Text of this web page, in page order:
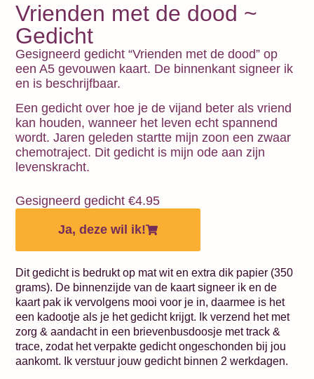
Vrienden met de dood ~
Gedicht
Gesigneerd gedicht “Vrienden met de dood” op
een A5 gevouwen kaart. De binnenkant signeer ik
en is beschrijfbaar.
Een gedicht over hoe je de vijand beter als vriend
kan houden, wanneer het leven echt spannend
wordt. Jaren geleden startte mijn zoon een zwaar
chemotraject. Dit gedicht is mijn ode aan zijn
levenskracht.
Gesigneerd gedicht€4.95
Ja, deze wil ik!
Dit gedicht is bedrukt op mat wit en extra dik papier (350
grams). De binnenzijde van de kaart signeer ik en de
kaart pak ik vervolgens mooi voor je in, daarmee is het
een kadootje als je het gedicht krijgt. Ik verzend het met
zorg & aandacht in een brievenbusdoosje met track &
trace, zodat het verpakte gedicht ongeschonden bij jou
aankomt. Ik verstuur jouw gedicht binnen 2 werkdagen.